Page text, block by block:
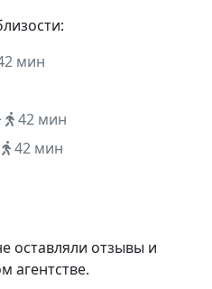
мин
42 мин
42 мин
оставляли отзывы и
агентстве.